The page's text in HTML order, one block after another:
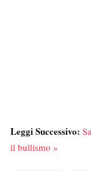
Leggi Successivo:
il bullismo »